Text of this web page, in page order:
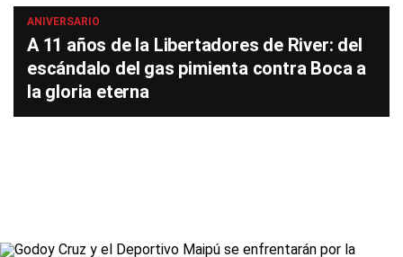
ANIVERSARIO
A 11 años de la Libertadores de River: del
escándalo del gas pimienta contra Boca a
la gloria eterna